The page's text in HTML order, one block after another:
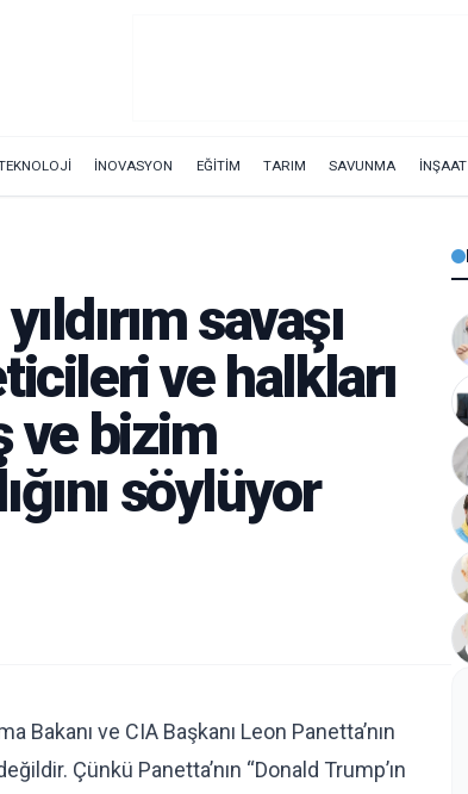
İNOVASYON EĞİTİM TARIM SAVUNMA İNŞAAT
savaşı
ve halkları
ve bizim
söylüyor
Bakanı ve CIA Başkanı Leon Panetta’nın
Çünkü Panetta’nın “Donald Trump’ın